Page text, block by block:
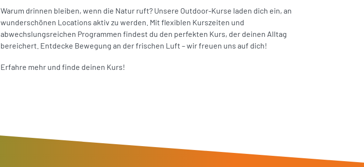
Warum drinnen bleiben, wenn die Natur ruft? Unsere Outdoor-Kurse laden dich ein, an
wunderschönen Locations aktiv zu werden. Mit flexiblen Kurszeiten und
abwechslungsreichen Programmen findest du den perfekten Kurs, der deinen Alltag
bereichert. Entdecke Bewegung an der frischen Luft – wir freuen uns auf dich!
Erfahre mehr und finde deinen Kurs!